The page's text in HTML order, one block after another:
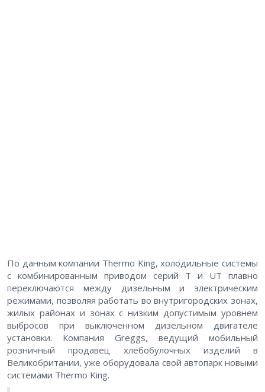
По данным компании Thermo King, холодильные системы
с комбинированным приводом серий T и UT плавно
переключаются между дизельным и электрическим
режимами, позволяя работать во внутригородских зонах,
жилых районах и зонах с низким допустимым уровнем
выбросов при выключенном дизельном двигателе
установки. Компания Greggs, ведущий мобильный
розничный продавец хлебобулочных изделий в
Великобритании, уже оборудовала свой автопарк новыми
системами Thermo King.